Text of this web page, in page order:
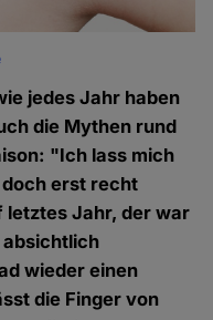
jedes Jahr haben
die Mythen rund
"Ich lass mich
erst recht
Jahr, der war
absichtlich
wieder einen
die Finger von